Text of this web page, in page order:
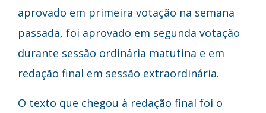
aprovado em primeira votação na semana
passada, foi aprovado em segunda votação
durante sessão ordinária matutina e em
redação final em sessão extraordinária.
O texto que chegou à redação final foi o